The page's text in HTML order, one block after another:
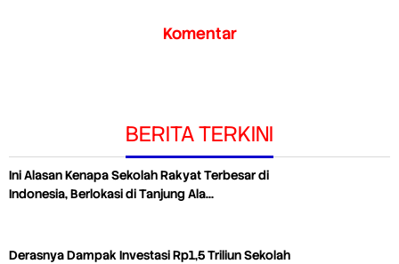
Komentar
BERITA TERKINI
Ini Alasan Kenapa Sekolah Rakyat Terbesar di
Indonesia, Berlokasi di Tanjung Ala…
Derasnya Dampak Investasi Rp1,5 Triliun Sekolah